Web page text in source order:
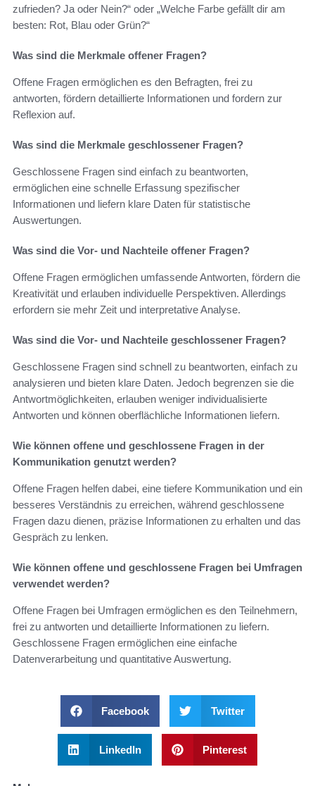
zufrieden? Ja oder Nein?“ oder „Welche Farbe gefällt dir am
besten: Rot, Blau oder Grün?“
Was sind die Merkmale offener Fragen?
Offene Fragen ermöglichen es den Befragten, frei zu
antworten, fördern detaillierte Informationen und fordern zur
Reflexion auf.
Was sind die Merkmale geschlossener Fragen?
Geschlossene Fragen sind einfach zu beantworten,
ermöglichen eine schnelle Erfassung spezifischer
Informationen und liefern klare Daten für statistische
Auswertungen.
Was sind die Vor- und Nachteile offener Fragen?
Offene Fragen ermöglichen umfassende Antworten, fördern die
Kreativität und erlauben individuelle Perspektiven. Allerdings
erfordern sie mehr Zeit und interpretative Analyse.
Was sind die Vor- und Nachteile geschlossener Fragen?
Geschlossene Fragen sind schnell zu beantworten, einfach zu
analysieren und bieten klare Daten. Jedoch begrenzen sie die
Antwortmöglichkeiten, erlauben weniger individualisierte
Antworten und können oberflächliche Informationen liefern.
Wie können offene und geschlossene Fragen in der
Kommunikation genutzt werden?
Offene Fragen helfen dabei, eine tiefere Kommunikation und ein
besseres Verständnis zu erreichen, während geschlossene
Fragen dazu dienen, präzise Informationen zu erhalten und das
Gespräch zu lenken.
Wie können offene und geschlossene Fragen bei Umfragen
verwendet werden?
Offene Fragen bei Umfragen ermöglichen es den Teilnehmern,
frei zu antworten und detaillierte Informationen zu liefern.
Geschlossene Fragen ermöglichen eine einfache
Datenverarbeitung und quantitative Auswertung.
Facebook Twitter
LinkedIn Pinterest